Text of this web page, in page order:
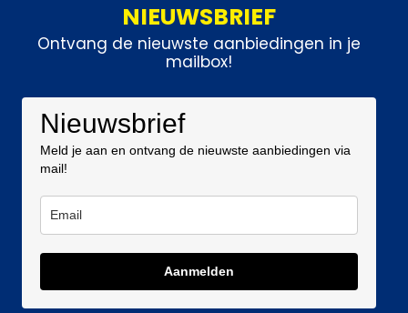
NIEUWSBRIEF
Ontvang de nieuwste aanbiedingen in je
mailbox!
Nieuwsbrief
Meld je aan en ontvang de nieuwste aanbiedingen via
mail!
Aanmelden